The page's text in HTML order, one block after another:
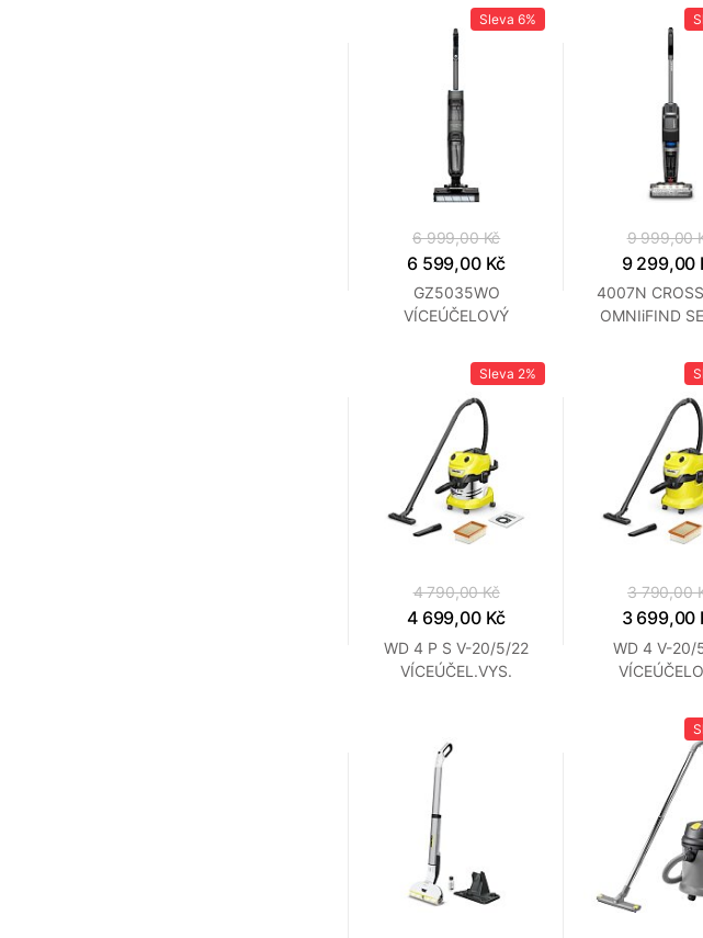
Sleva 6%
6 999,00 Kč
6 599,00 Kč
GZ5035WO
VÍCEÚČELOVÝ
9 999,00
9 299,00
4007N
OMNIiFIND
Sleva 2%
4 790,00 Kč
4 699,00 Kč
WD 4 P S V-20/5/22
VÍCEÚČEL.VYS.
3 790,00
3 699,00
WD 4 V-20/